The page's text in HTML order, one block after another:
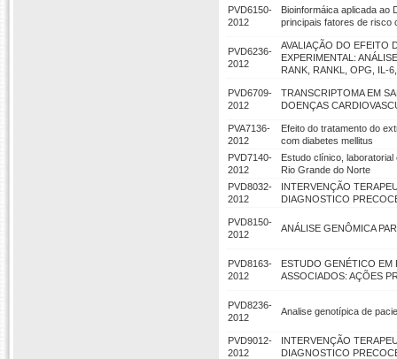
PVD6150-
2012
Bioinformáica aplicada ao
principais fatores de risco
PVD6236-
2012
AVALIAÇÃO DO EFEITO
EXPERIMENTAL:
RANK, RANKL, OPG, IL-
PVD6709-
2012
TRANSCRIPTOMA EM
DOENÇAS
PVA7136-
2012
Efeito do tratamento do
com diabetes mellitus
PVD7140-
2012
Estudo clínico,
Rio Grande do Norte
PVD8032-
2012
INTERVENÇÃO
DIAGNOSTICO
PVD8150-
2012
ANÁLISE GENÔMICA
PVD8163-
2012
ESTUDO GENÉTICO EM
ASSOCIADOS: AÇÕES
PVD8236-
2012
Analise genotípica de
PVD9012-
2012
INTERVENÇÃO
DIAGNOSTICO